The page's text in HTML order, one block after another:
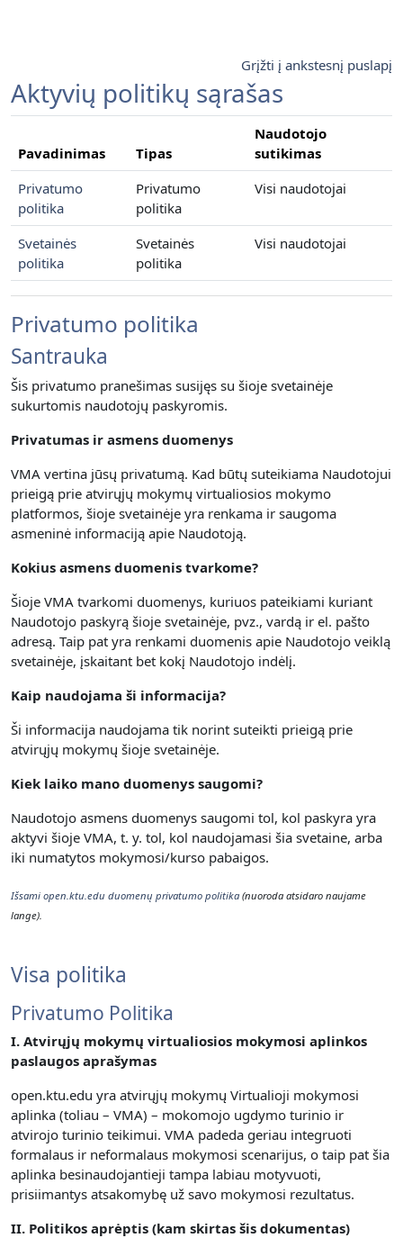
Grįžti į ankstesnį puslapį
Aktyvių politikų sąrašas
Pavadinimas Tipas
Naudotojo
sutikimas
Privatumo
politika
Privatumo
politika
Visi naudotojai
Svetainės
politika
Svetainės
politika
Visi naudotojai
Privatumo politika
Santrauka
Šis privatumo pranešimas susijęs su šioje svetainėje
sukurtomis naudotojų paskyromis.
Privatumas ir asmens duomenys
VMA vertina jūsų privatumą. Kad būtų suteikiama Naudotojui
prieigą prie atvirųjų mokymų virtualiosios mokymo
platformos, šioje svetainėje yra renkama ir saugoma
asmeninė informaciją apie Naudotoją.
Kokius asmens duomenis tvarkome?
Šioje VMA tvarkomi duomenys, kuriuos pateikiami kuriant
Naudotojo paskyrą šioje svetainėje, pvz., vardą ir el. pašto
adresą. Taip pat yra renkami duomenis apie Naudotojo veiklą
svetainėje, įskaitant bet kokį Naudotojo indėlį.
Kaip naudojama ši informacija?
Ši informacija naudojama tik norint suteikti prieigą prie
atvirųjų mokymų šioje svetainėje.
Kiek laiko mano duomenys saugomi?
Naudotojo asmens duomenys saugomi tol, kol paskyra yra
aktyvi šioje VMA, t. y. tol, kol naudojamasi šia svetaine, arba
iki numatytos mokymosi/kurso pabaigos.
Išsami open.ktu.edu duomenų privatumo politika (nuoroda atsidaro naujame
lange).
Visa politika
Privatumo Politika
I. Atvirųjų mokymų virtualiosios mokymosi aplinkos
paslaugos aprašymas
open.ktu.edu yra atvirųjų mokymų Virtualioji mokymosi
aplinka (toliau – VMA) – mokomojo ugdymo turinio ir
atvirojo turinio teikimui. VMA padeda geriau integruoti
formalaus ir neformalaus mokymosi scenarijus, o taip pat šia
aplinka besinaudojantieji tampa labiau motyvuoti,
prisiimantys atsakomybę už savo mokymosi rezultatus.
II. Politikos aprėptis (kam skirtas šis dokumentas)